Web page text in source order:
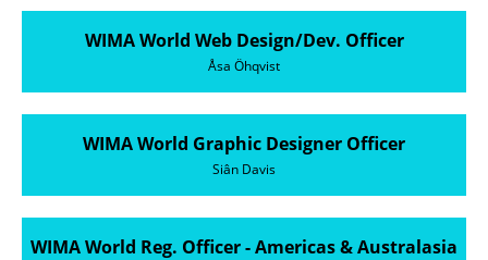
WIMA World Web Design/Dev. Officer
Åsa Öhqvist
WIMA World Graphic Designer Officer
Siân Davis
WIMA World Reg. Officer - Americas & Australasia